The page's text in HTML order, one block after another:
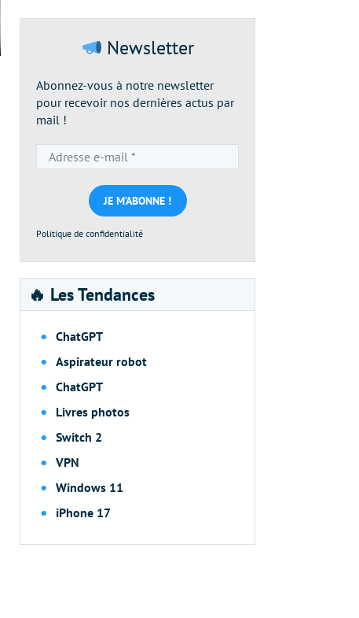
Newsletter
Abonnez-vous à notre newsletter
pour recevoir nos dernières actus par
mail !
e-
mail
*
Politique de confidentialité
🔥 Les Tendances
ChatGPT
Aspirateur robot
ChatGPT
Livres photos
Switch 2
VPN
Windows 11
iPhone 17